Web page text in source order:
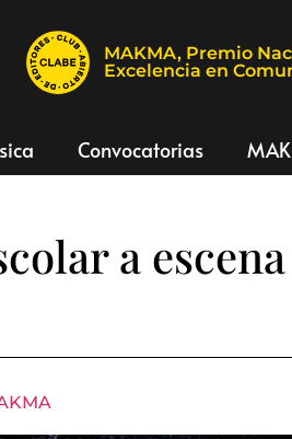
MAKMA, Premio
Excelencia en
Convocatorias
a